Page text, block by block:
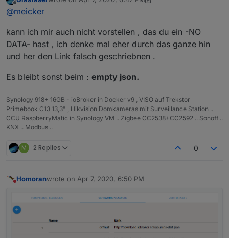
genau so sieht es aus. Mit dem latest-neu hatte ich 10
-NO DATA-
Offline last edited by GlasfaserApr 7, 2020, 8:47 PM
@meicker
kann ich mir auch nicht vorstellen , das du ein -NO
DATA- hast , ich denke mal eher durch das ganze hin
und her den Link falsch geschriebnen .
Es bleibt sonst beim : empty json.
Synology 918+ 16GB - ioBroker in Docker v9 , VISO auf Trekstor
Primebook C13 13,3" , Hikvision Domkameras mit Surveillance Station ..
CCU RaspberryMatic in Synology VM .. Zigbee CC2538+CC2592 .. Sonoff ..
KNX .. Modbus ..
M 2 Replies 0
Homoranwrote on Apr 7, 2020, 6:50 PM
last edited by